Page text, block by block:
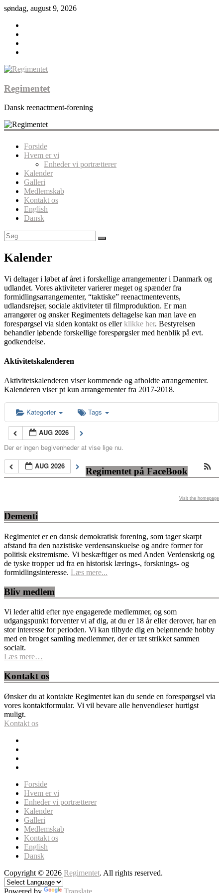
søndag, august 9, 2026
Regimentet
Dansk reenactment-forening
Forside
Hvem er vi
Enheder vi portrætterer
Kalender
Galleri
Medlemskab
Kontakt os
English
Dansk
Kalender
Vi deltager i løbet af året i forskellige arrangementer i Danmark og
udlandet. Vores aktiviteter varierer meget og spænder fra
formidlingsarrangementer, “taktiske” reenactmentevents,
udlandsrejser, sociale aktiviteter til filmproduktion. Er man
arrangører og ønsker Regimentets deltagelse kan man lave en
forespørgsel via siden kontakt os ellerklikke her. Bestyrelsen
behandler løbende forskellige forespørgsler med henblik på evt.
godkendelse.
Aktivitetskalenderen
Aktivitetskalenderen viser kommende og afholdte arrangementer.
Kalenderen viser pt kun arrangementer fra 2017-2018.
Kategorier Tags
AUG 2026
Der er ingen begivenheder at vise lige nu.
AUG 2026
Regimentet på FaceBook
Visit the homepage
Dementi
Regimentet er en dansk demokratisk forening, som tager skarpt
afstand fra den nazistiske verdensanskuelse og andre former for
politisk ekstremisme. Vi beskæftiger os med Anden Verdenskrig og
de tyske tropper ud fra en historisk lærings-, forsknings- og
formidlingsinteresse. Læs mere...
Bliv medlem
Vi leder altid efter nye engagerede medlemmer, og som
udgangspunkt forventer vi af dig, at du er 18 år eller derover, har en
stor interesse for perioden. Vi kan tilbyde dig en belønnende hobby
med en broget samling medlemmer, der er tæt strikket sammen
socialt.
Læs mere…
Kontakt os
Ønsker du at kontakte Regimentet kan du sende en forespørgsel via
vores kontaktformular. Vi vil bevare alle henvendleser hurtigst
muligt.
Kontakt os
Forside
Hvem er vi
Enheder vi portrætterer
Kalender
Galleri
Medlemskab
Kontakt os
English
Dansk
Copyright © 2026 Regimentet. All rights reserved.
Powered by Translate